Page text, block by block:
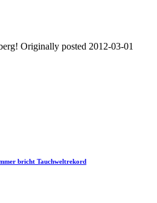
Originally posted 2012-03-01
bricht Tauchweltrekord